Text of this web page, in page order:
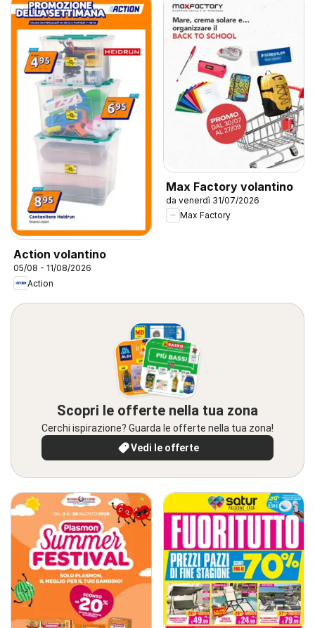
Action volantino
05/08 - 11/08/2026
Action
Max Factory volantino
da venerdì 31/07/2026
Max Factory
Scopri le offerte nella tua zona
Cerchi ispirazione? Guarda le offerte nella tua zona!
Vedi le offerte